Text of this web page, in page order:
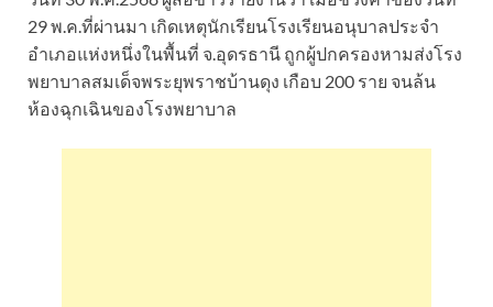
29 พ.ค.ที่ผ่านมา เกิดเหตุนักเรียนโรงเรียนอนุบาลประจำ
อำเภอแห่งหนึ่งในพื้นที่ จ.อุดรธานี ถูกผู้ปกครองหามส่งโรง
พยาบาลสมเด็จพระยุพราชบ้านดุง เกือบ 200 ราย จนล้น
ห้องฉุกเฉินของโรงพยาบาล